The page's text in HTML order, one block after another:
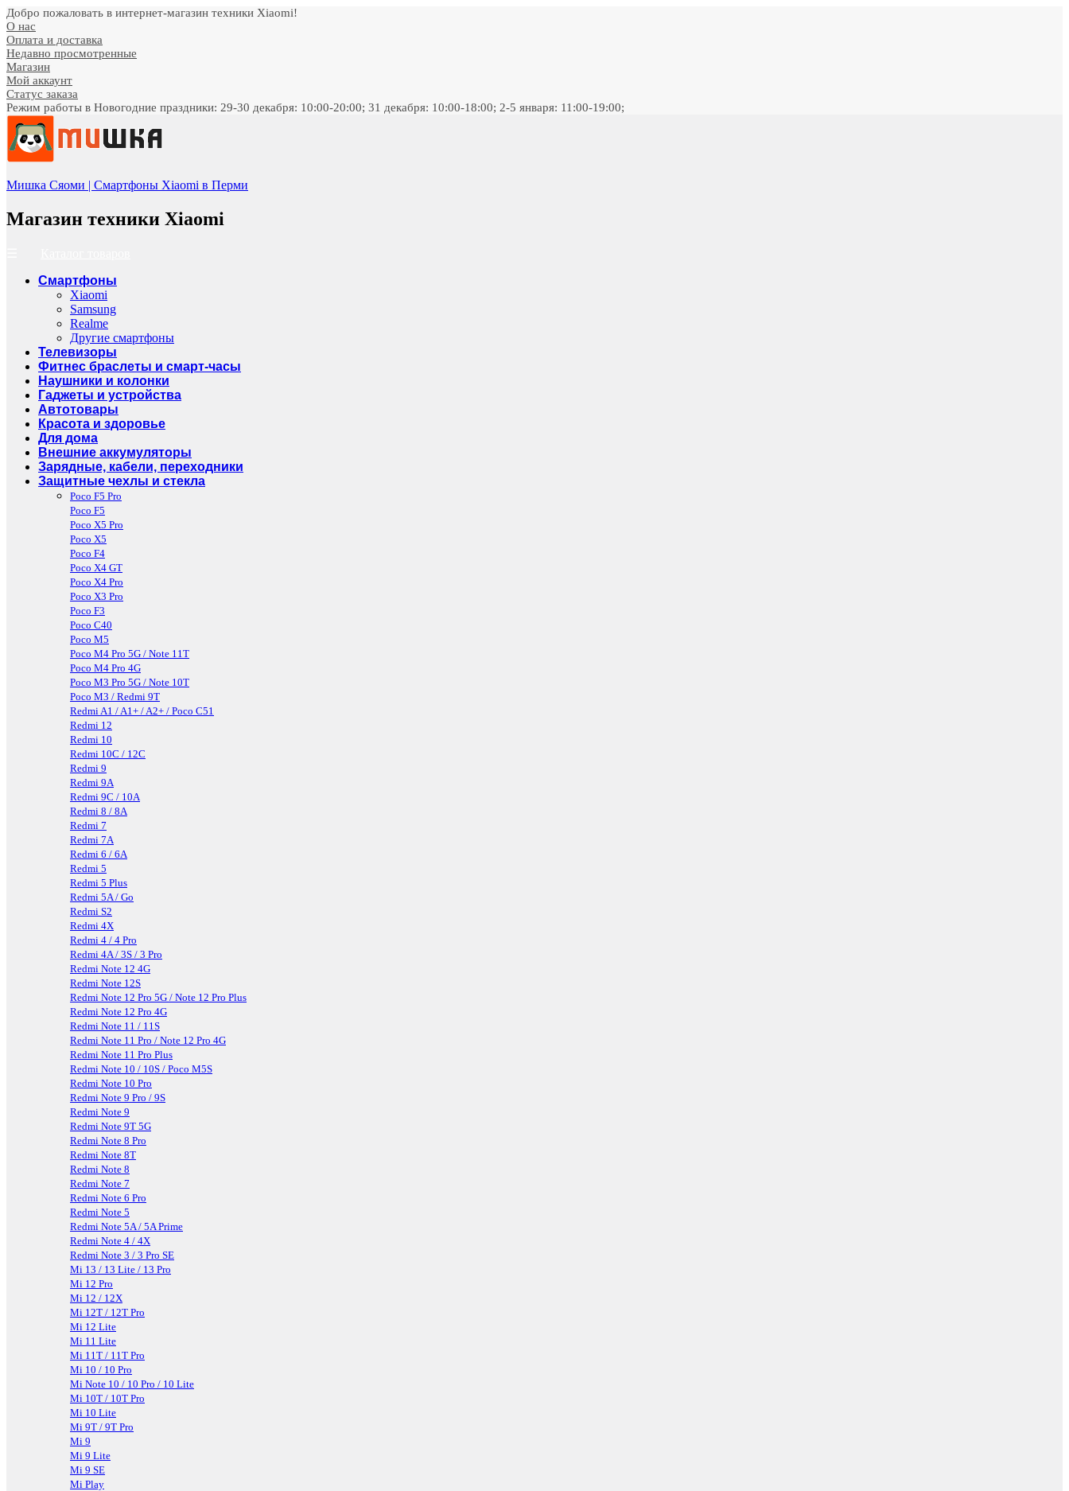
Добро пожаловать в интернет-магазин техники Xiaomi!
О нас
Оплата и доставка
Недавно просмотренные
Магазин
Мой аккаунт
Статус заказа
Режим работы в Новогодние праздники: 29-30 декабря: 10:00-20:00; 31 декабря: 10:00-18:00; 2-5 января: 11:00-19:00;
Мишка Сяоми | Смартфоны Xiaomi в Перми
Магазин техники Xiaomi
Смартфоны
Xiaomi
Samsung
Realme
Другие смартфоны
Телевизоры
Фитнес браслеты и смарт-часы
Наушники и колонки
Гаджеты и устройства
Автотовары
Красота и здоровье
Для дома
Внешние аккумуляторы
Зарядные, кабели, переходники
Защитные чехлы и стекла
Poco F5 Pro
Poco F5
Poco X5 Pro
Poco X5
Poco F4
Poco X4 GT
Poco X4 Pro
Poco X3 Pro
Poco F3
Poco C40
Poco M5
Poco M4 Pro 5G / Note 11T
Poco M4 Pro 4G
Poco M3 Pro 5G / Note 10T
Poco M3 / Redmi 9T
Redmi A1 / A1+ / A2+ / Poco C51
Redmi 12
Redmi 10
Redmi 10C / 12C
Redmi 9
Redmi 9A
Redmi 9C / 10A
Redmi 8 / 8A
Redmi 7
Redmi 7A
Redmi 6 / 6A
Redmi 5
Redmi 5 Plus
Redmi 5A / Go
Redmi S2
Redmi 4X
Redmi 4 / 4 Pro
Redmi 4A / 3S / 3 Pro
Redmi Note 12 4G
Redmi Note 12S
Redmi Note 12 Pro 5G / Note 12 Pro Plus
Redmi Note 12 Pro 4G
Redmi Note 11 / 11S
Redmi Note 11 Pro / Note 12 Pro 4G
Redmi Note 11 Pro Plus
Redmi Note 10 / 10S / Poco M5S
Redmi Note 10 Pro
Redmi Note 9 Pro / 9S
Redmi Note 9
Redmi Note 9T 5G
Redmi Note 8 Pro
Redmi Note 8T
Redmi Note 8
Redmi Note 7
Redmi Note 6 Pro
Redmi Note 5
Redmi Note 5A / 5A Prime
Redmi Note 4 / 4X
Redmi Note 3 / 3 Pro SE
Mi 13 / 13 Lite / 13 Pro
Mi 12 Pro
Mi 12 / 12X
Mi 12T / 12T Pro
Mi 12 Lite
Mi 11 Lite
Mi 11T / 11T Pro
Mi 10 / 10 Pro
Mi Note 10 / 10 Pro / 10 Lite
Mi 10T / 10T Pro
Mi 10 Lite
Mi 9T / 9T Pro
Mi 9
Mi 9 Lite
Mi 9 SE
Mi Play